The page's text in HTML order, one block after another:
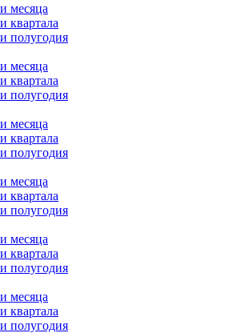
месяца
квартала
полугодия
месяца
квартала
полугодия
месяца
квартала
полугодия
месяца
квартала
полугодия
месяца
квартала
полугодия
месяца
квартала
полугодия